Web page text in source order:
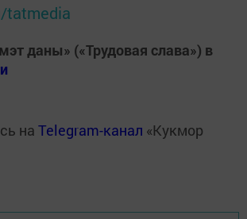
tatmedia
даны» («Трудовая слава») в
на Telegram-канал «Кукмор